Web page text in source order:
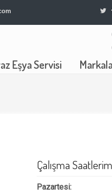
Eşya Servisi
Çalışma
Pazartesi: